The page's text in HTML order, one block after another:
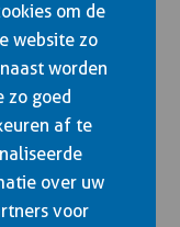
aan: stap
verloopt in
de handrem staat
om de
website zo
worden
zo goed
af te
over uw
voor